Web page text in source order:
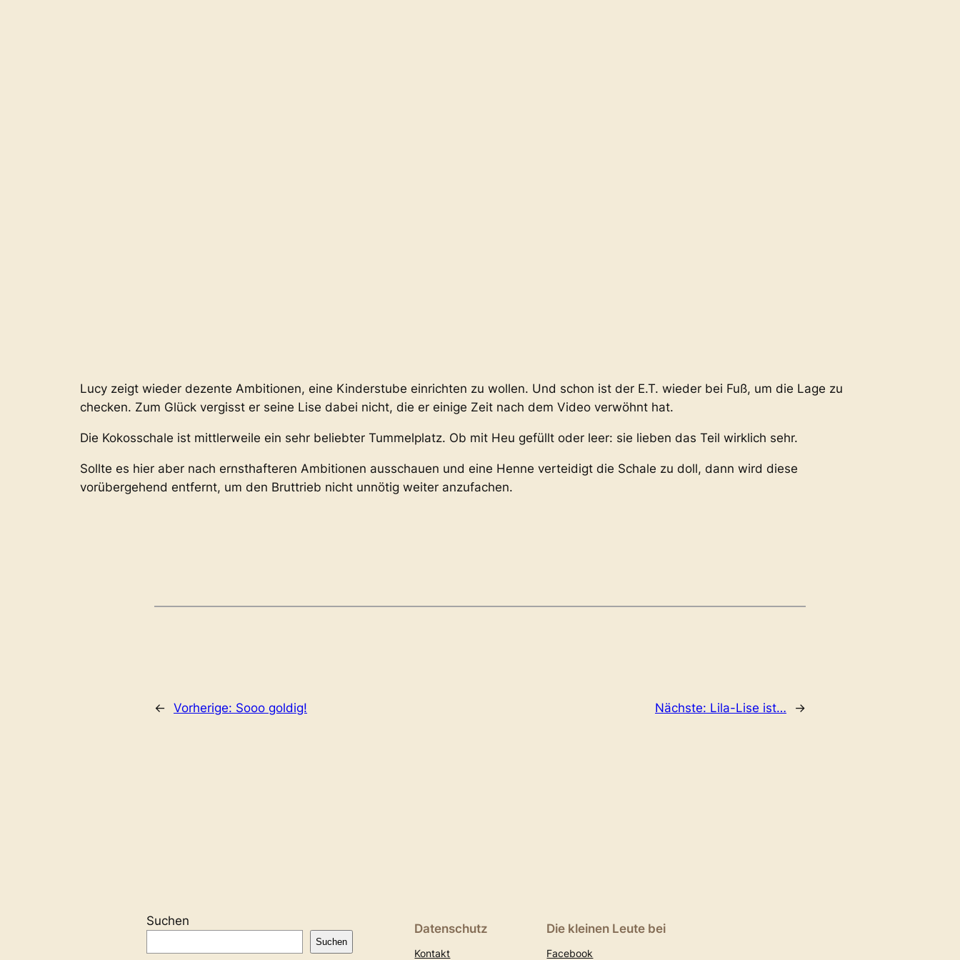
Lucy zeigt wieder dezente Ambitionen, eine Kinderstube einrichten zu wollen. Und schon ist der E.T. wieder bei Fuß, um die Lage zu
checken. Zum Glück vergisst er seine Lise dabei nicht, die er einige Zeit nach dem Video verwöhnt hat.
Die Kokosschale ist mittlerweile ein sehr beliebter Tummelplatz. Ob mit Heu gefüllt oder leer: sie lieben das Teil wirklich sehr.
Sollte es hier aber nach ernsthafteren Ambitionen ausschauen und eine Henne verteidigt die Schale zu doll, dann wird diese
vorübergehend entfernt, um den Bruttrieb nicht unnötig weiter anzufachen.
← Vorherige: Sooo goldig! Nächste: Lila-Lise ist… →
Suchen
Suchen
Datenschutz
Kontakt
Die kleinen Leute bei
Facebook